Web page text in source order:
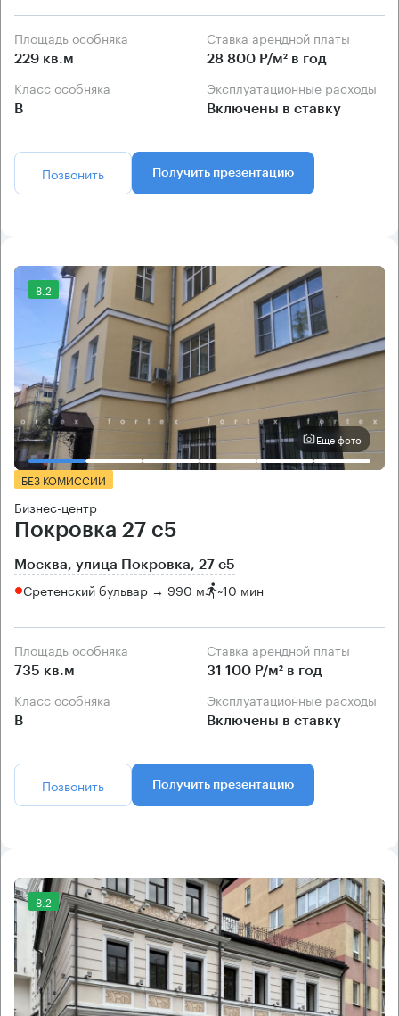
Площадь особняка
229 кв.м
Ставка арендной платы
28 800 Р/м² в год
Класс особняка
B
Эксплуатационные расходы
Включены в ставку
Позвонить Получить презентацию
8.2
Еще фото
БЕЗ КОМИССИИ
Бизнес-центр
Покровка 27 с5
Москва, улица Покровка, 27 с5
Сретенский бульвар → 990 м ~10 мин
Площадь особняка
735 кв.м
Ставка арендной платы
31 100 Р/м² в год
Класс особняка
B
Эксплуатационные расходы
Включены в ставку
Позвонить Получить презентацию
8.2